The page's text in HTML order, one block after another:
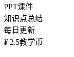
PPT课件
知识点总结
每日更新
¥ 2.5教学币